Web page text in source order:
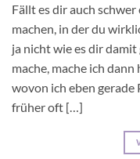
Fällt es dir auch schwer
machen, in der du
ja nicht wie es dir damit
mache, mache ich
wovon ich eben gerade
früher oft […]